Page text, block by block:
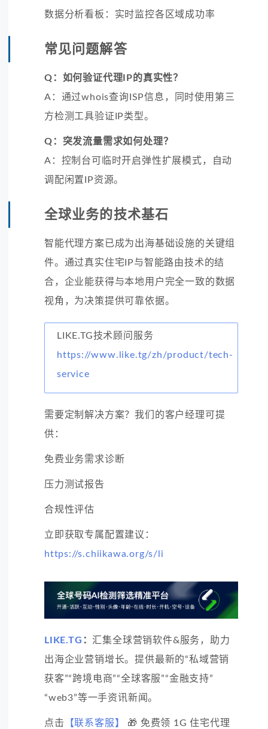
数据分析看板：实时监控各区域成功率
常见问题解答
Q：如何验证代理IP的真实性？
A：通过whois查询ISP信息，同时使用第三
方检测工具验证IP类型。
Q：突发流量需求如何处理？
A：控制台可临时开启弹性扩展模式，自动
调配闲置IP资源。
全球业务的技术基石
智能代理方案已成为出海基础设施的关键组
件。通过真实住宅IP与智能路由技术的结
合，企业能获得与本地用户完全一致的数据
视角，为决策提供可靠依据。
LIKE.TG技术顾问服务
https://www.like.tg/zh/product/tech-
service
需要定制解决方案？我们的客户经理可提
供：
免费业务需求诊断
压力测试报告
合规性评估
立即获取专属配置建议：
https://s.chiikawa.org/s/li
LIKE.TG ： 汇集全球营销软件&服务，助力
出海企业营销增长。提供最新的“私域营销
获客”“跨境电商”“全球客服”“金融支持”
“web3”等一手资讯新闻。
点击 【联系客服】
🎁 免费领 1G 住宅代理